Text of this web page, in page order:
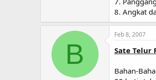
8. Angkat
B
Feb 8, 2007
Sate Telur
Bahan-